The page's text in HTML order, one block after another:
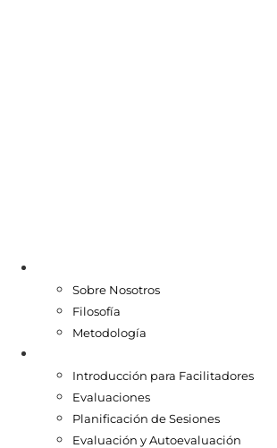
Sobre Nosotros
Filosofía
Metodología
Introducción para Facilitadores
Evaluaciones
Planificación de Sesiones
Evaluación y Autoevaluación